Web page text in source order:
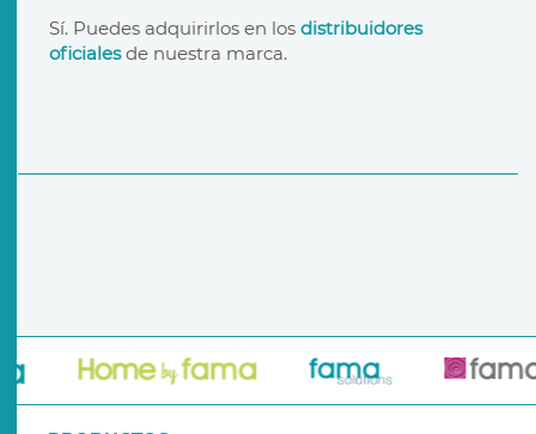
Sí. Puedes adquirirlos en los distribuidores
oficialesde nuestra marca.